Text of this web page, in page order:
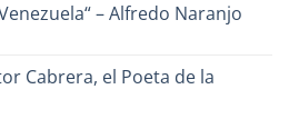
– Alfredo Naranjo
Cabrera, el Poeta de la